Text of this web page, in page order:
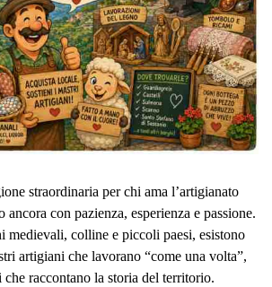
straordinaria per chi ama l’artigianato
con pazienza, esperienza e passione.
medievali, colline e piccoli paesi, esistono
artigiani che lavorano “come una volta”,
raccontano la storia del territorio.